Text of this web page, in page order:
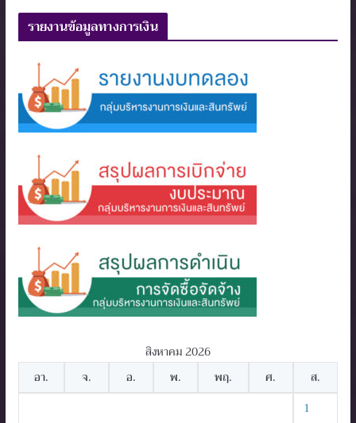
รายงานข้อมูลทางการเงิน
สิงหาคม 2026
อา.
จ. อ. พ. พฤ. ศ.
ส.
1